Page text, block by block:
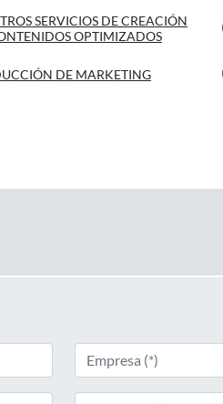
SERVICIOS DE CREACIÓN
OPTIMIZADOS
DE MARKETING